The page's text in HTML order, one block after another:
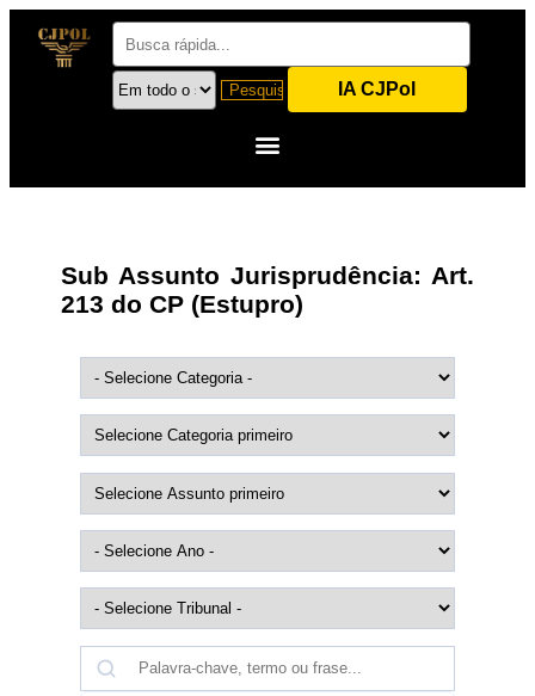
IA CJPol
Sub Assunto Jurisprudência: Art.
213 do CP (Estupro)